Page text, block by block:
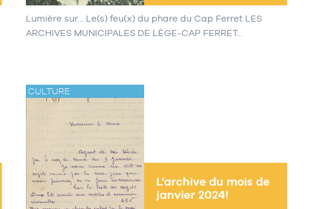
Lumière sur… Le(s) feu(x) du phare du Cap Ferret LES
ARCHIVES MUNICIPALES DE LÈGE-CAP FERRET…
CULTURE
L’archive du mois de
janvier 2024!